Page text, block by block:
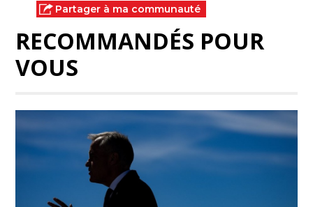
Partager à ma communauté
RECOMMANDÉS POUR
VOUS